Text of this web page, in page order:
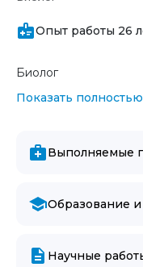
Опыт работы 26
Биолог
Показать полностью
Выполняемые
Образование
Научные